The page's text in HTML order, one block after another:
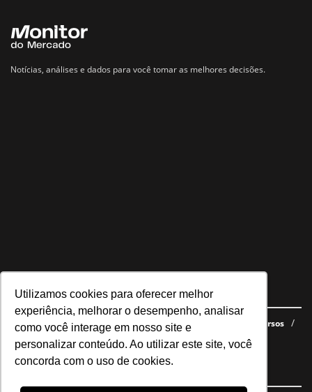
Utilizamos cookies para oferecer melhor
experiência, melhorar o desempenho, analisar
como você interage em nosso site e
personalizar conteúdo. Ao utilizar este site, você
concorda com o uso de cookies.
Notícias, análises e dados para você tomar as melhores decisões.
Navegue no site
Últimas notícias Quem somos E-books gratuitos
Cursos
Política de privacidade